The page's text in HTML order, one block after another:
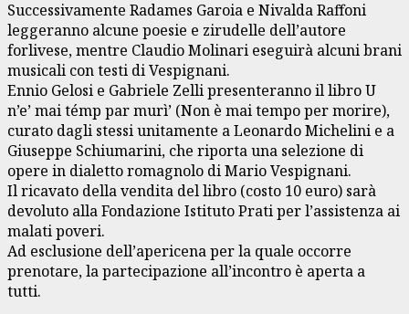
Successivamente Radames Garoia e Nivalda Raffoni
leggeranno alcune poesie e zirudelle dell’autore
forlivese, mentre Claudio Molinari eseguirà alcuni brani
musicali con testi di Vespignani.
Ennio Gelosi e Gabriele Zelli presenteranno il libro U
n’e’ mai témp par murì’ (Non è mai tempo per morire),
curato dagli stessi unitamente a Leonardo Michelini e a
Giuseppe Schiumarini, che riporta una selezione di
opere in dialetto romagnolo di Mario Vespignani.
Il ricavato della vendita del libro (costo 10 euro) sarà
devoluto alla Fondazione Istituto Prati per l’assistenza ai
malati poveri.
Ad esclusione dell’apericena per la quale occorre
prenotare, la partecipazione all’incontro è aperta a
tutti.